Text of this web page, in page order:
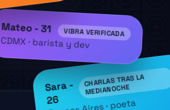
Mateo - 31 VIBRA VERIFICADA
CDMX · barista y dev
Sara -
26
CHARLAS TRAS LA
MEDIANOCHE
Buenos Aires · poeta